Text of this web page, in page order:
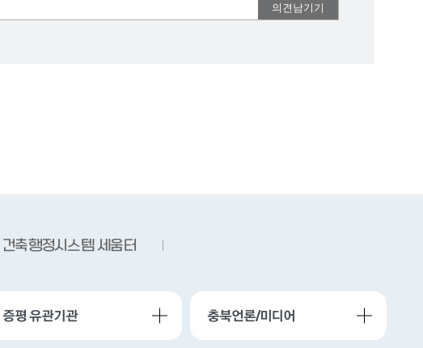
건축행정시스템 세움터
증평 유관기관 충북언론/미디어